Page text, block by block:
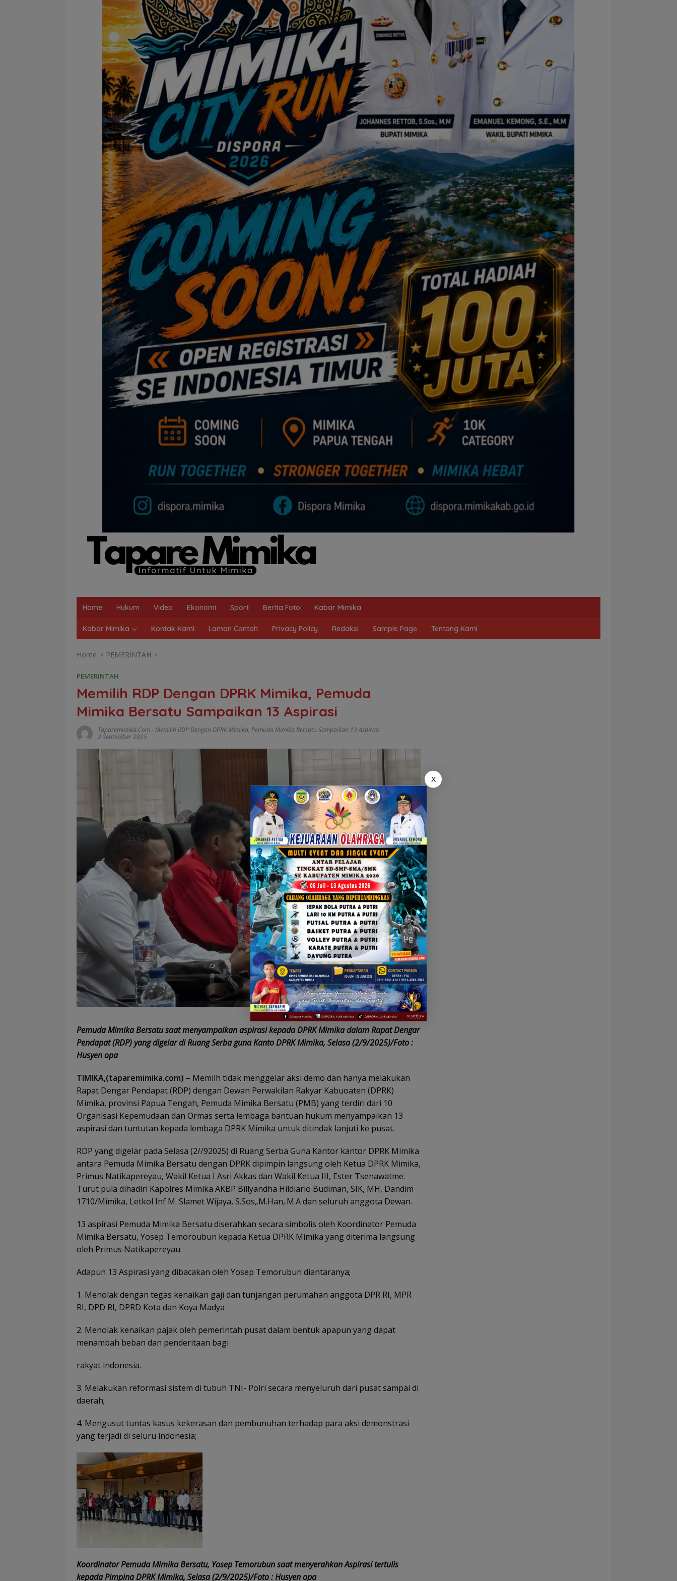
Home Hukum Video Ekonomi Sport BerIta Foto Kabar Mimika
Kabar Mimika Kontak Kami Laman Contoh Privacy Policy Redaksi Sample Page Tentang Kami
Home PEMERINTAH
PEMERINTAH
Memilih RDP Dengan DPRK Mimika, Pemuda
Mimika Bersatu Sampaikan 13 Aspirasi
Taparemimika.com- Memilih RDP Dengan DPRK Mimika, Pemuda Mimika Bersatu Sampaikan 13 Aspirasi
2 September 2025
Pemuda Mimika Bersatu saat menyampaikan aspirasi kepada DPRK Mimika dalam Rapat Dengar
Pendapat (RDP) yang digelar di Ruang Serba guna Kanto DPRK Mimika, Selasa (2/9/2025)/Foto :
Husyen opa
TIMIKA,(taparemimika.com) – Memilh tidak menggelar aksi demo dan hanya melakukan
Rapat Dengar Pendapat (RDP) dengan Dewan Perwakilan Rakyar Kabuoaten (DPRK)
Mimika, provinsi Papua Tengah, Pemuda Mimika Bersatu (PMB) yang terdiri dari 10
Organisasi Kepemudaan dan Ormas serta lembaga bantuan hukum menyampaikan 13
aspirasi dan tuntutan kepada lembaga DPRK Mimika untuk ditindak lanjuti ke pusat.
RDP yang digelar pada Selasa (2//92025) di Ruang Serba Guna Kantor kantor DPRK Mimika
antara Pemuda Mimika Bersatu dengan DPRK dipimpin langsung oleh Ketua DPRK Mimika,
Primus Natikapereyau, Wakil Ketua I Asri Akkas dan Wakil Ketua III, Ester Tsenawatme.
Turut pula dihadiri Kapolres Mimika AKBP Billyandha Hildiario Budiman, SIK, MH, Dandim
1710/Mimika, Letkol Inf M. Slamet Wijaya, S.Sos,.M.Han,.M.A dan seluruh anggota Dewan.
13 aspirasi Pemuda Mimika Bersatu diserahkan secara simbolis oleh Koordinator Pemuda
Mimika Bersatu, Yosep Temoroubun kepada Ketua DPRK Mimika yang diterima langsung
oleh Primus Natikapereyau.
Adapun 13 Aspirasi yang dibacakan oleh Yosep Temorubun diantaranya;
1. Menolak dengan tegas kenaikan gaji dan tunjangan perumahan anggota DPR RI, MPR
RI, DPD RI, DPRD Kota dan Koya Madya
2. Menolak kenaikan pajak oleh pemerintah pusat dalam bentuk apapun yang dapat
menambah beban dan penderitaan bagi
rakyat indonesia.
3. Melakukan reformasi sistem di tubuh TNI- Polri secara menyeluruh dari pusat sampai di
daerah;
4. Mengusut tuntas kasus kekerasan dan pembunuhan terhadap para aksi demonstrasi
yang terjadi di seluru indonesia;
Koordinator Pemuda Mimika Bersatu, Yosep Temorubun saat menyerahkan Aspirasi tertulis
kepada Pimpina DPRK Mimika, Selasa (2/9/2025)/Foto : Husyen opa
X